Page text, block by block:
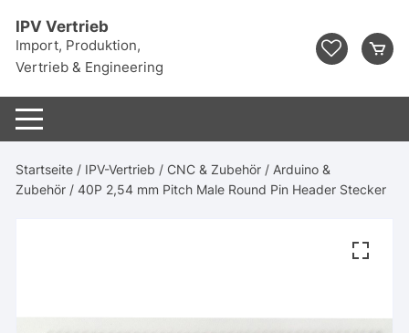
Inhalt
springen
IPV Vertrieb
Import, Produktion,
Vertrieb & Engineering
Startseite / IPV-Vertrieb / CNC & Zubehör / Arduino &
Zubehör / 40P 2,54 mm Pitch Male Round Pin Header Stecker